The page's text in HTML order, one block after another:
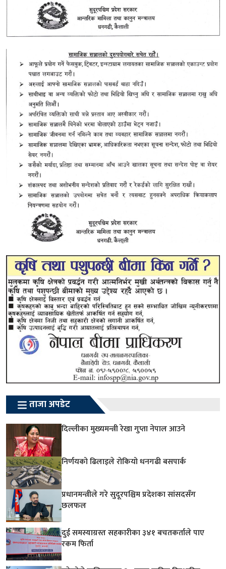
ताजा अपडेट
दिल्लीका मुख्यमन्त्री रेखा गुप्ता नेपाल आउने
निर्णयको ढिलाइले रोकियो धनगढी बसपार्क
प्रधानमन्त्रीले गरे सुदूरपश्चिम प्रदेशका सांसदसँग
छलफल
दुई समस्याग्रस्त सहकारीका ३४१ बचतकर्ताले पाए
रकम फिर्ता